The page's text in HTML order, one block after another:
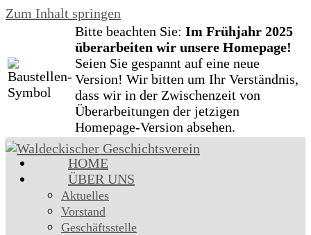
Zum Inhalt springen
Bitte beachten Sie: Im Frühjahr 2025
überarbeiten wir unsere Homepage!
Seien Sie gespannt auf eine neue
Version! Wir bitten um Ihr Verständnis,
dass wir in der Zwischenzeit von
Überarbeitungen der jetzigen
Homepage-Version absehen.
HOME
ÜBER UNS
Aktuelles
Vorstand
Geschäftsstelle